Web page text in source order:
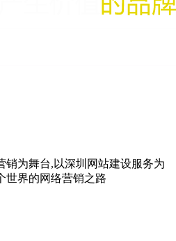
销为舞台,以深圳网站建设服务为
世界的网络营销之路